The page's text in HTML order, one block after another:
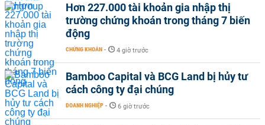
Hơn 227.000 tài khoản gia nhập thị
trường chứng khoán trong tháng 7 biến
động
CHỨNG KHOÁN - 4 giờ trước
Bamboo Capital và BCG Land bị hủy tư
cách công ty đại chúng
DOANH NGHIỆP - 6 giờ trước